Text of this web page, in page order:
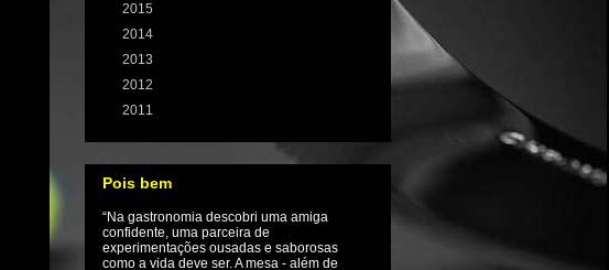
2015
2014
2013
2012
2011
Pois bem
“Na gastronomia descobri uma amiga
confidente, uma parceira de
experimentações ousadas e saborosas
como a vida deve ser. A mesa - além de